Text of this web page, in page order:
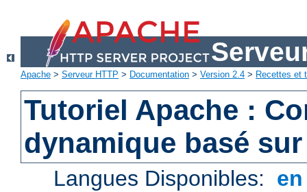
Apache > Serveur HTTP > Documentation > Version 2.4 > Recettes et
Tutoriel Apache :
dynamique basé sur
Langues Disponibles: